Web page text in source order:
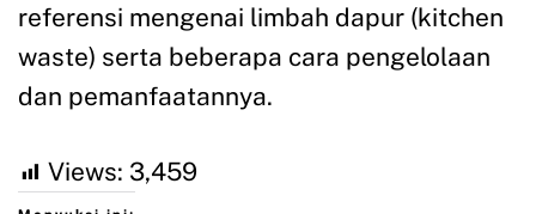
referensi mengenai limbah dapur (kitchen
waste) serta beberapa cara pengelolaan
dan pemanfaatannya.
Views: 3,459